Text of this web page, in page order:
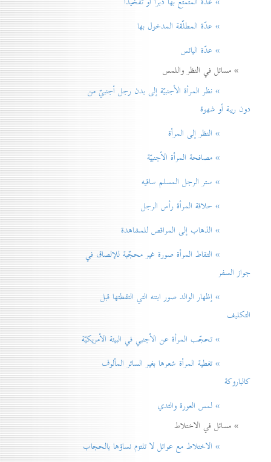
» عدّة المطلّقة المدخول بها
» عدّة اليائس
» مسائل في النظر واللمس
» نظر المرأة الأجنبيّة إلی بدن رجل أجنبيّ من
دون ريبة أو شهوة
» النظر إلی المرأة
» مصافحة المرأة الأجنبيّة
» ستر الرجل المسلم ساقيه
» حلاقة المرأة رأس الرجل
» الذهاب إلی المراقص للمشاهدة
» التقاط المرأة صورة غير محجّبة للإلصاق في
جواز السفر
» إظهار الوالد صور ابنته التي التقطتها قبل
التكليف
» تحجّب المرأة عن الأجنبي في البيئة الأمريكيّة
» تغطية المرأة شعرها بغير الساتر المألوف
كالباروكة
» لمس العورة والثدي
» مسائل في الاختلاط
» الاختلاط مع عوائل لا تلتزم نساؤها بالحجاب